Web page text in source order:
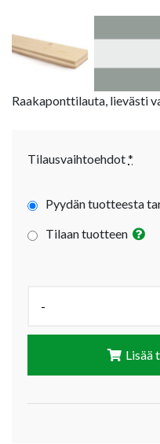
Raakaponttilauta, lievästi
Tilausvaihtoehdot*
Pyydän tuotteesta
Tilaan tuotteen
-
Lisää